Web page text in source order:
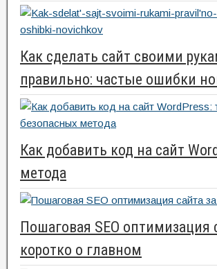
Как сделать сайт своими
правильно: частые ошибки
Как добавить код на сайт
метода
Пошаговая SEO оптимизация
коротко о главном